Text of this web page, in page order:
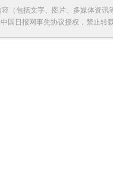
（包括文字、图片、多媒体资
国日报网事先协议授权，禁止转